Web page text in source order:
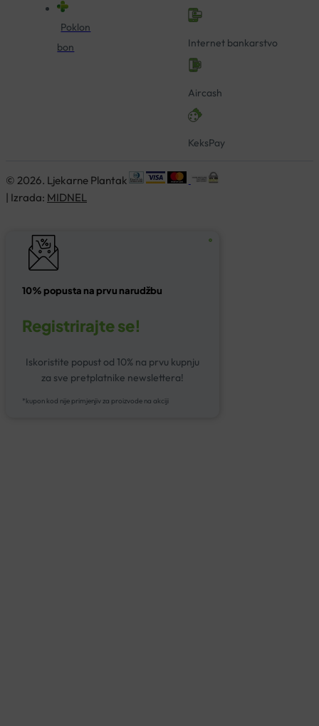
Poklon
bon
Internet bankarstvo
Aircash
KeksPay
© 2026. Ljekarne Plantak
| Izrada: MIDNEL
10% popusta na prvu narudžbu
Registrirajte se!
Iskoristite popust od 10% na prvu kupnju
za sve pretplatnike newslettera!
*kupon kod nije primjenjiv za proizvode na akciji